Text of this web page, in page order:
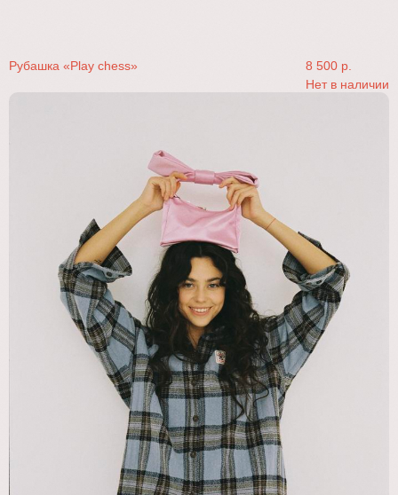
Рубашка «Play chess» 8 500 р.
Нет в наличии